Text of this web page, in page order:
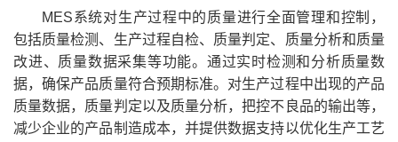
MES系统对生产过程中的质量进行全面管理和控制，
包括质量检测、生产过程自检、质量判定、质量分析和质量
改进、质量数据采集等功能。通过实时检测和分析质量数
据，确保产品质量符合预期标准。对生产过程中出现的产品
质量数据，质量判定以及质量分析，把控不良品的输出等，
减少企业的产品制造成本，并提供数据支持以优化生产工艺